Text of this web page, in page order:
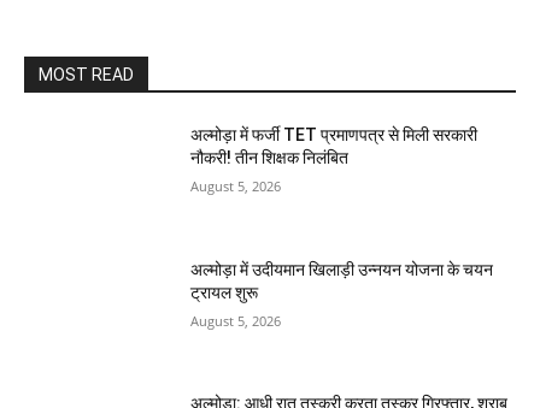
MOST READ
अल्मोड़ा में फर्जी TET प्रमाणपत्र से मिली सरकारी
नौकरी! तीन शिक्षक निलंबित
August 5, 2026
अल्मोड़ा में उदीयमान खिलाड़ी उन्नयन योजना के चयन
ट्रायल शुरू
August 5, 2026
अल्मोड़ा: आधी रात तस्करी करता तस्कर​ गिरफ्तार, शराब